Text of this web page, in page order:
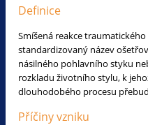
Definice
Smíšená reakce
standardizovaný název
násilného pohlavního styku
rozkladu životního stylu, k
dlouhodobého procesu
Příčiny vzniku